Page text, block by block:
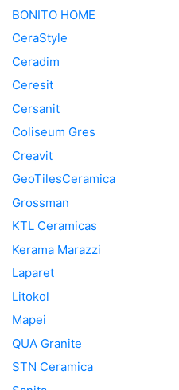
BONITO HOME
CeraStyle
Ceradim
Ceresit
Cersanit
Coliseum Gres
Creavit
GeoTilesCeramica
Grossman
KTL Ceramicas
Kerama Marazzi
Laparet
Litokol
Mapei
QUA Granite
STN Ceramica